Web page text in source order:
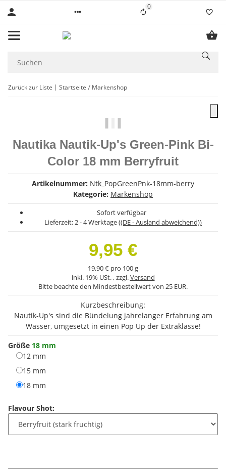
0Liste ist leer
Zurück zur Liste Startseite Markenshop
Nautika Nautik-Up's Green-Pink Bi-
Color 18 mm Berryfruit
Artikelnummer: Ntk_PopGreenPnk-18mm-berry
Kategorie: Markenshop
Sofort verfügbar
Lieferzeit:2 - 4 Werktage((DE - Ausland abweichend))
9,95 €
19,90 € pro 100 g
inkl. 19% USt. , zzgl.Versand
Bitte beachte den Mindestbestellwert von 25 EUR.
Kurzbeschreibung:
Nautik-Up's sind die Bündelung jahrelanger Erfahrung am
Wasser, umgesetzt in einen Pop Up der Extraklasse!
Größe 18 mm
12 mm
15 mm
18 mm
Flavour Shot: